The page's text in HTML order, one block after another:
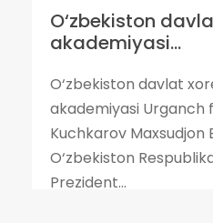
O‘zbekiston
akademiyasi...
O‘zbekiston davlat
akademiyasi Urganch
Kuchkarov Maxsudjon
O‘zbekiston
Prezident...